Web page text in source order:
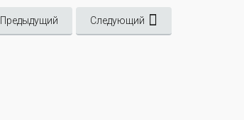
Предыдущий Следующий